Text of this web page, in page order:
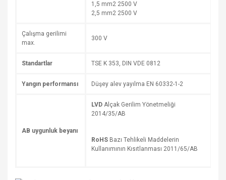
1,5 mm2 2500 V
2,5 mm2 2500 V
Çalışma gerilimi
max.
300 V
Standartlar TSE K 353, DIN VDE 0812
Yangın performansı Düşey alev yayılma EN 60332-1-2
AB uygunluk beyanı
LVD Alçak Gerilim Yönetmeliği
2014/35/AB
RoHS Bazı Tehlikeli Maddelerin
Kullanımının Kısıtlanması 2011/65/AB